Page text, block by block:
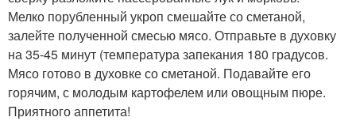
Мелко порубленный укроп смешайте со сметаной,
залейте полученной смесью мясо. Отправьте в духовку
на 35-45 минут (температура запекания 180 градусов.
Мясо готово в духовке со сметаной. Подавайте его
горячим, с молодым картофелем или овощным пюре.
Приятного аппетита!